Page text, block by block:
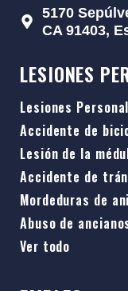
LESIONES
Lesiones
Accidente de
Lesión de la
Accidente de
Mordeduras de
Abuso de
Ver todo
5170
CA 91403,